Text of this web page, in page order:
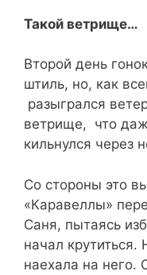
Такой ветрище…
Второй день
штиль, но, как
разыгрался
ветрище, что
кильнулся через
Со стороны это
«Каравеллы»
Саня, пытаясь
начал крутиться.
наехала на него.